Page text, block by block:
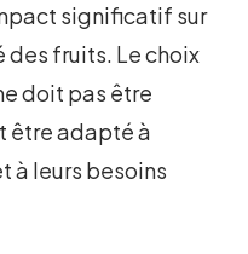
significatif sur
fruits. Le choix
doit pas être
être adapté à
à leurs besoins